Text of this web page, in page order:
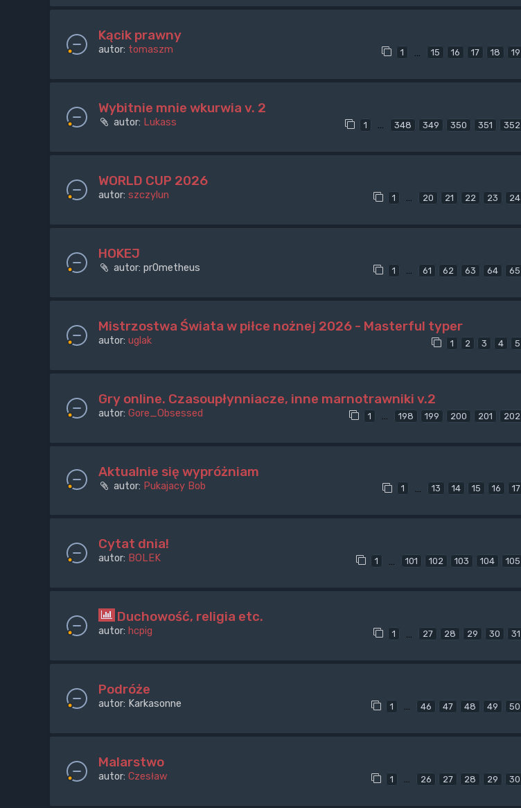
Kącik prawny
autor: tomaszm 1 15 16 17 18 19
Wybitnie mnie wkurwia v. 2
autor: Lukass 1 … 348 349 350 351 352
WORLD CUP 2026
autor: szczylun 1 … 20 21 22 23 24
HOKEJ
autor: pr0metheus 1 … 61 62 63 64 65
Mistrzostwa Świata w piłce nożnej 2026 - Masterful typer
autor: uglak 1 2 3 4 5
Gry online. Czasoupłynniacze, inne marnotrawniki v.2
autor: Gore_Obsessed 1 … 198 199 200 201 202
Aktualnie się wypróżniam
autor: Pukajacy Bob 1 … 13 14 15 16 17
Cytat dnia!
autor: BOLEK 1 … 101 102 103 104 105
Duchowość, religia etc.
autor: hcpig 1 27 28 29 30 31
Podróże
autor: Karkasonne 1 … 46 47 48 49 50
Malarstwo
autor: Czesław 1 … 26 27 28 29 30